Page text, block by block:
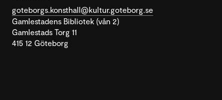
goteborgs.konsthall@kultur.goteborg.se
Gamlestadens Bibliotek (vån 2)
Gamlestads Torg 11
415 12 Göteborg